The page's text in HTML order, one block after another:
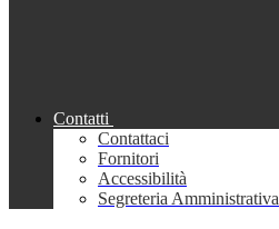
Contatti
Contattaci
Fornitori
Accessibilità
Segreteria Amministrativa